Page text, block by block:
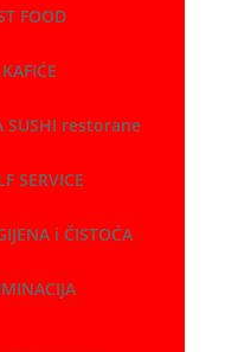
FOOD
SUSHI restorane
SERVICE
i ČISTOĆA